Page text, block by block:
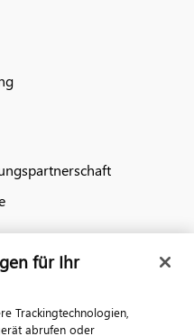
für Ihr
Trackingtechnologien,
abrufen oder